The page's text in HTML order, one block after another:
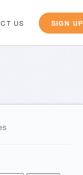
US SIGN UP